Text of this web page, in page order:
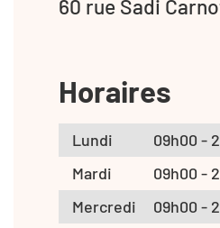
60 rue Sadi
Horaires
Lundi
09h00 -
Mardi
09h00 -
Mercredi
09h00 -